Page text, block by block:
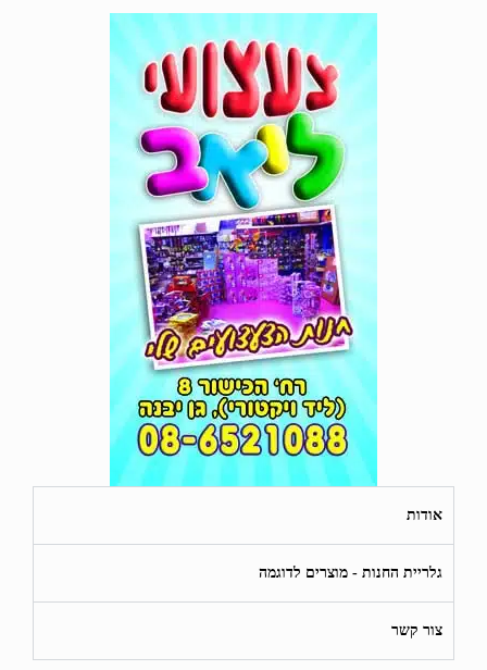
אודות
גלריית החנות - מוצרים לדוגמה
צור קשר